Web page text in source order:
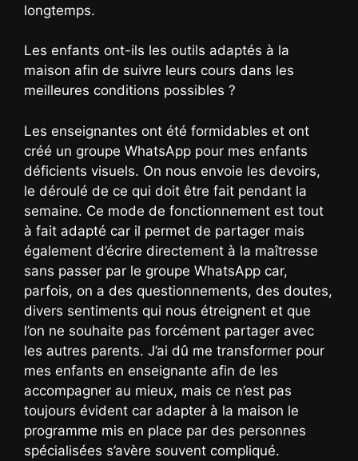
longtemps.
Les enfants ont-ils les outils adaptés à la
maison afin de suivre leurs cours dans les
meilleures conditions possibles ?
Les enseignantes ont été formidables et ont
créé un groupe WhatsApp pour mes enfants
déficients visuels. On nous envoie les devoirs,
le déroulé de ce qui doit être fait pendant la
semaine. Ce mode de fonctionnement est tout
à fait adapté car il permet de partager mais
également d’écrire directement à la maîtresse
sans passer par le groupe WhatsApp car,
parfois, on a des questionnements, des doutes,
divers sentiments qui nous étreignent et que
l’on ne souhaite pas forcément partager avec
les autres parents. J’ai dû me transformer pour
mes enfants en enseignante afin de les
accompagner au mieux, mais ce n’est pas
toujours évident car adapter à la maison le
programme mis en place par des personnes
spécialisées s’avère souvent compliqué.